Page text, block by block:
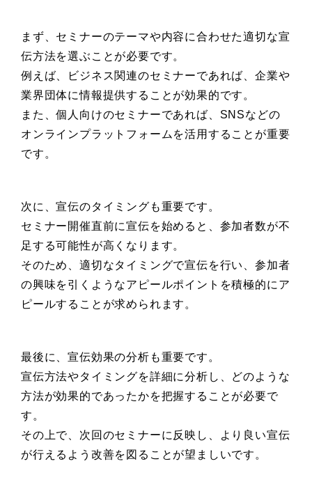
まず、セミナーのテーマや内容に合わせた適切な宣
伝方法を選ぶことが必要です。
例えば、ビジネス関連のセミナーであれば、企業や
業界団体に情報提供することが効果的です。
また、個人向けのセミナーであれば、SNSなどの
オンラインプラットフォームを活用することが重要
です。
次に、宣伝のタイミングも重要です。
セミナー開催直前に宣伝を始めると、参加者数が不
足する可能性が高くなります。
そのため、適切なタイミングで宣伝を行い、参加者
の興味を引くようなアピールポイントを積極的にア
ピールすることが求められます。
最後に、宣伝効果の分析も重要です。
宣伝方法やタイミングを詳細に分析し、どのような
方法が効果的であったかを把握することが必要で
す。
その上で、次回のセミナーに反映し、より良い宣伝
が行えるよう改善を図ることが望ましいです。